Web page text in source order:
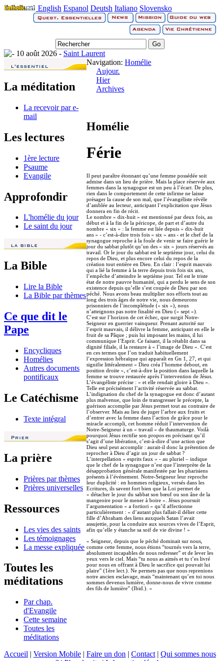
English Espanol Deutsh Italiano Slovensko
10 août 2026 - Saint Laurent
La méditation
La recevoir par e-
mail
Les lectures
1ère lecture
Psaume
Evangile
Approfondir
L'homélie du jour
Le saint du jour
La Bible
Lire la Bible
La Bible par thèmes
Ce que dit le
Pape
Encycliques
Homélies
Autres documents
pontificaux
Le Catéchisme
Texte intégral
La prière
Prières par thèmes
Prières universelles
Ressources
Les vies des saints
Les témoignages
La messe expliquée
Toutes les
méditations
Par chap.
d'Evangile
Cette semaine
Toutes les
méditations
Navigation: Homélie
Aujour.
Hier
Archives
Homélie
Férie
Il peut paraître étonnant qu’une femme possédée soit
admise dans un lieu de prière. Mais la place réservée aux
femmes dans la synagogue est un peu à l’écart. De plus,
rien dans le comportement de cette infirme ne laisse
présager la cause de son mal, que l’évangéliste révèle
d’amblée au lecteur, anticipant l’explicitation que Jésus
donnera en fin de récit.
Le nombre « dix-huit » est mentionné par deux fois, au
début et à la fin de la péricope, de part et d’autre du
nombre « six » : la femme est liée depuis « dix-huit
ans » - c’est-à-dire trois fois « six » ans - et le chef de la
synagogue reproche à la foule de venir se faire guérir le
jour du sabbat plutôt qu’un des « six » jours réservés au
travail. Or le jour du sabbat est le septième jour, celui du
repos de Dieu, et plus encore celui du repos de la
création tout entière en Dieu. En clair : l’esprit mauvais
qui a lié la femme à la terre depuis trois fois six ans,
l’empêche d’atteindre le septième jour. Tel est le triste
état de notre pauvre humanité, qui a perdu le sens de son
existence depuis qu’elle s’est coupée de Dieu par son
péché. Nous avons beau multiplier nos efforts tout au
long des trois âges de notre vie, nous demeurons
prisonniers de l’incomplétude (« six »), nous
n’atteignons pas notre finalité en Dieu (« sept »).
C’est sur l’horizon de cet échec, que surgit Notre-
Seigneur en guerrier vainqueur. Prenant autorité sur
l’esprit mauvais, il délivre la femme, anticipant en elle le
fruit de sa Pâque ; puis lui imposant les mains, il lui
communique l’Esprit. Ce faisant, il la rétablit dans sa
dignité filiale, il la restaure à « l’image de Dieu ». C’est
en ces termes que l’on traduit habituellement
l’expression hébraïque qui apparaît en Gn 1, 27, et qui
signifie littéralement « Dieu créa l’homme debout, en
position droite », c’est-à-dire la position dans laquelle la
femme se trouve restaurée après l’intervention de Jésus.
L’évangéliste précise : « et elle rendait gloire à Dieu ».
Telle est précisément l’activité réservée au sabbat.
L’indignation du chef de la synagogue est donc d’autant
plus malvenue, que loin de transgresser le précepte, la
guérison accomplie par Jésus permet tout au contraire de
l’observer. Mais au lieu de juger l’arbre aux fruits et
d’entrer avec la femme dans l’action de grâce pour le
miracle accompli, cet homme réduit l’intervention de
Notre-Seigneur à un « travail » de thaumaturge. Voilà
pourquoi Jésus rectifie son propos en précisant qu’il
s’agit d’une libération, c’est-à-dire d’une action que
Dieu seul peut accomplir : aurait-il donc la prétention de
reprocher à Dieu d’agir un jour de sabbat ?
L’interpellation « esprits faux » - au pluriel – indique
que le chef de la synagogue n’est que l’interprète de la
désapprobation générale manifestée par les pharisiens
présents à l’événement. Notre-Seigneur leur reproche
leur duplicité : en hommes religieux, versés dans les
Ecritures, ils savent fort bien que la Loi permet de
« détacher le jour du sabbat son bœuf ou son âne de la
mangeoire pour le mener à boire ». Jésus poursuit
l’argumentation « a fortiori » qu’il affectionne
particulièrement : « d’autant plus fallait-il délier cette
fille d’Abraham des liens auxquels Satan l’avait
assujettie, pour la conduire aux sources vives de l’Esprit,
afin qu’elle y étanche sa soif de vie divine ! »
« Seigneur, depuis que le péché dominait sur nous,
comme cette femme, nous étions “tournés vers la terre,
absolument incapables de nous redresser” et de lever les
yeux vers le ciel. Mais “tu nous as aimés et tu t’es livré
pour nous en offrant à Dieu le sacrifice qui pouvait lui
plaire” (1ère lect.). Ne permets pas que nous reprenions
notre ancien esclavage, mais “maintenant qu’en toi nous
sommes devenus lumière, donne-nous de vivre comme
des fils de lumière” (Ibid.). »
Accueil | Version Mobile | Faire un don | Contact | Qui sommes nous